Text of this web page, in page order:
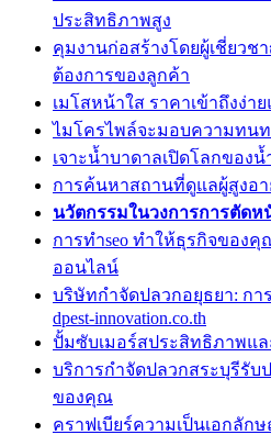
ประสิทธิภาพสูง
คุมงานก่อสร้างโดยผู้เชี่ยวช
ต้องการของลูกค้า
เมโสหน้าใส ราคาเข้าถึงง่า
ไมโครไพล์จะมอบความทน
เจาะน้ำบาดาลเปิดโลกของ
การค้นหาสถานที่ดูแลผู้สูงอา
นวัตกรรมในวงการการตัดห
การทำseo ทำให้ธุรกิจของ
ออนไลน์
บริษัทกำจัดปลวกอยุธยา: ก
dpest-innovation.co.th
ปั้มซับเมอร์สประสิทธิภาพแ
บริการกำจัดปลวกสระบุรีรั
ของคุณ
คราฟเบียร์ความเป็นเอกลัก